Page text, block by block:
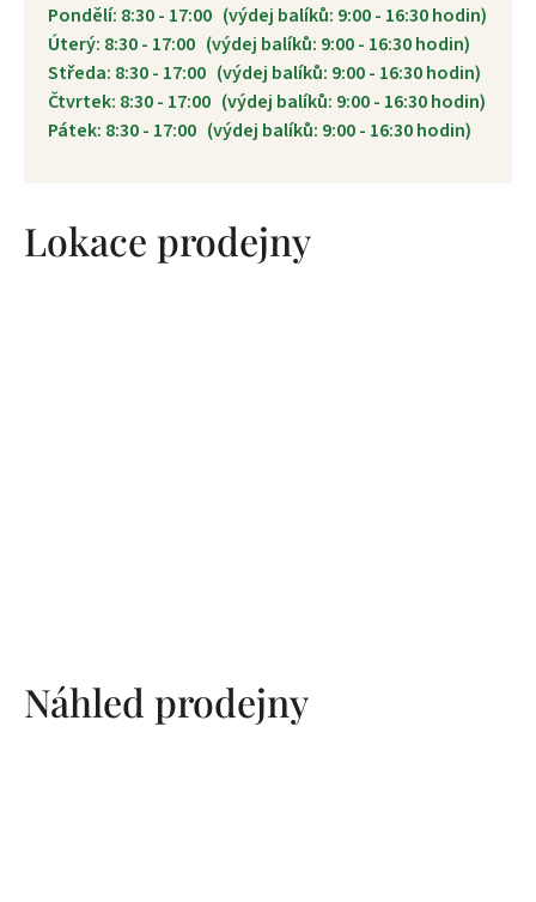
Pondělí: 8:30 - 17:00 (výdej balíků: 9:00 - 16:30 hodin)
Úterý: 8:30 - 17:00 (výdej balíků: 9:00 - 16:30 hodin)
Středa: 8:30 - 17:00 (výdej balíků: 9:00 - 16:30 hodin)
Čtvrtek: 8:30 - 17:00 (výdej balíků: 9:00 - 16:30 hodin)
Pátek: 8:30 - 17:00 (výdej balíků: 9:00 - 16:30 hodin)
Lokace prodejny
Náhled prodejny